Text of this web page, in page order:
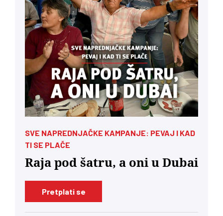
SVE NAPREDNJAČKE KAMPANJE: PEVAJ I KAD
TI SE PLAČE
Raja pod šatru, a oni u Dubai
Pretplati se